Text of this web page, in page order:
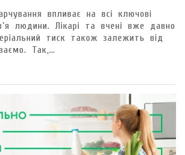
впливає на всі ключові
людини. Лікарі та вчені вже давно
тиск також залежить від
Так,…